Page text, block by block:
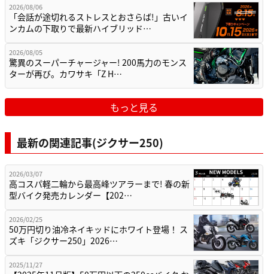
2026/08/06
「会話が途切れるストレスとおさらば!」古いイ
ンカムの下取りで最新ハイブリッド…
2026/08/05
驚異のスーパーチャージャー! 200馬力のモンス
ターが再び。カワサキ「Z H…
もっと見る
最新の関連記事(ジクサー250)
2026/03/07
高コスパ軽二輪から最高峰ツアラーまで! 春の新
型バイク発売カレンダー【202…
2026/02/25
50万円切り油冷ネイキッドにホワイト登場！ ス
ズキ「ジクサー250」2026…
2025/11/27